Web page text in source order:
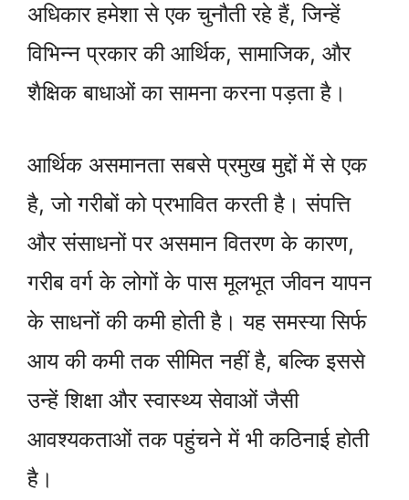
अधिकार हमेशा से एक चुनौती रहे हैं, जिन्हें
विभिन्न प्रकार की आर्थिक, सामाजिक, और
शैक्षिक बाधाओं का सामना करना पड़ता है।
आर्थिक असमानता सबसे प्रमुख मुद्दों में से एक
है, जो गरीबों को प्रभावित करती है। संपत्ति
और संसाधनों पर असमान वितरण के कारण,
गरीब वर्ग के लोगों के पास मूलभूत जीवन यापन
के साधनों की कमी होती है। यह समस्या सिर्फ
आय की कमी तक सीमित नहीं है, बल्कि इससे
उन्हें शिक्षा और स्वास्थ्य सेवाओं जैसी
आवश्यकताओं तक पहुंचने में भी कठिनाई होती
है।